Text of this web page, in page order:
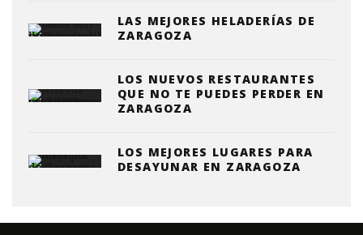
LAS MEJORES HELADERÍAS DE
ZARAGOZA
LOS NUEVOS RESTAURANTES
QUE NO TE PUEDES PERDER EN
ZARAGOZA
LOS MEJORES LUGARES PARA
DESAYUNAR EN ZARAGOZA